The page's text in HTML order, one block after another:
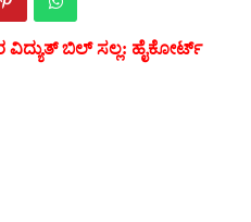
ವಿದ್ಯುತ್ ಬಿಲ್ ಸಲ್ಲ: ಹೈಕೋರ್ಟ್